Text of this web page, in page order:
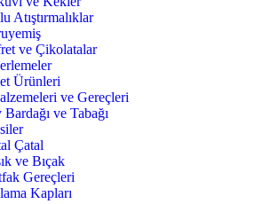
Atıştırmalıklar
ve Çikolatalar
Ürünleri
ve Gereçleri
Bardağı ve Tabağı
Çatal
ve Bıçak
Gereçleri
Kapları